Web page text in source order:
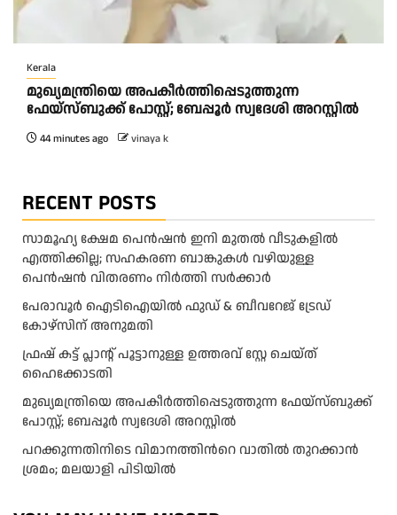
Kerala
മുഖ്യമന്ത്രിയെ അപകീർത്തിപ്പെടുത്തുന്ന
ഫേയ്സ്ബുക്ക് പോസ്റ്റ്; ബേപ്പൂർ സ്വദേശി അറസ്റ്റിൽ
44 minutes ago vinaya k
RECENT POSTS
സാമൂഹ്യ ക്ഷേമ പെൻഷൻ ഇനി മുതൽ വീടുകളിൽ
എത്തിക്കില്ല; സഹകരണ ബാങ്കുകൾ വഴിയുള്ള
പെൻഷൻ വിതരണം നിർത്തി സർക്കാർ
പേരാവൂർ ഐടിഐയിൽ ഫുഡ് & ബീവറേജ് ട്രേഡ്
കോഴ്സിന് അനുമതി
ഫ്രഷ് കട്ട് പ്ലാന്റ് പൂട്ടാനുള്ള ഉത്തരവ് സ്റ്റേ ചെയ്ത്
ഹൈക്കോടതി
മുഖ്യമന്ത്രിയെ അപകീർത്തിപ്പെടുത്തുന്ന ഫേയ്സ്ബുക്ക്
പോസ്റ്റ്; ബേപ്പൂർ സ്വദേശി അറസ്റ്റിൽ
പറക്കുന്നതിനിടെ വിമാനത്തിന്‍റെ വാതിൽ തുറക്കാൻ
ശ്രമം; മലയാളി പിടിയിൽ